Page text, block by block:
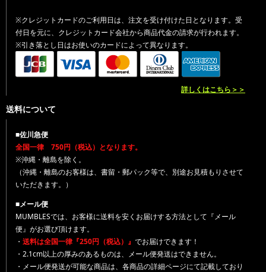
※クレジットカードのご利用日は、注文を受け付けた日となります。受
付日を元に、クレジットカード会社から商品代金の請求が行われます。
※引き落とし日はお使いのカードによって異なります。
詳しくはこちら＞＞
送料について
■佐川急便
全国一律 750円（税込）となります。
※沖縄・離島を除く。
（沖縄・離島のお客様は、書留・郵パック等で、別途お見積もりさせて
いただきます。）
■メール便
MUMBLESでは、お客様に送料を安くお届けする方法として『メール
便』がお選び頂けます。
・ 送料は全国一律『250円（税込）』 でお届けできます！
・2.1cm以上の厚みのあるものは、メール便発送はできません。
・メール便発送が可能な商品は、各商品の詳細ページにて記載しており